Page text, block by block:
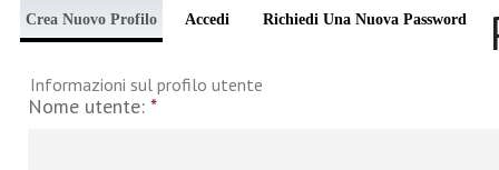
Crea Nuovo Profilo Accedi Richiedi Una Nuova Password
Informazioni sul profilo utente
Nome utente: *